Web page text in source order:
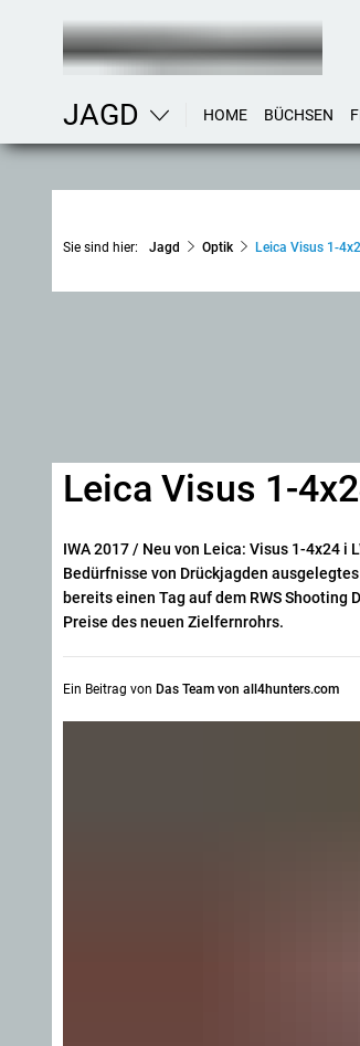
JAGD HOME BÜCHSEN
Sie sind hier: Jagd Optik Leica Visus 1-
Leica Visus 1-
IWA 2017 / Neu von Leica: Visus 1-4x24
Bedürfnisse von Drückjagden
bereits einen Tag auf dem RWS
Preise des neuen Zielfernrohrs.
Ein Beitrag von Das Team von all4hunters.com